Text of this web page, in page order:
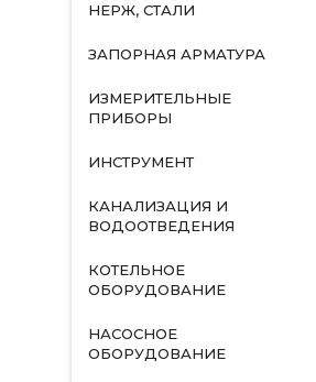
НЕРЖ, СТАЛИ
ЗАПОРНАЯ АРМАТУРА
ИЗМЕРИТЕЛЬНЫЕ
ПРИБОРЫ
ИНСТРУМЕНТ
КАНАЛИЗАЦИЯ И
ВОДООТВЕДЕНИЯ
КОТЕЛЬНОЕ
ОБОРУДОВАНИЕ
НАСОСНОЕ
ОБОРУДОВАНИЕ